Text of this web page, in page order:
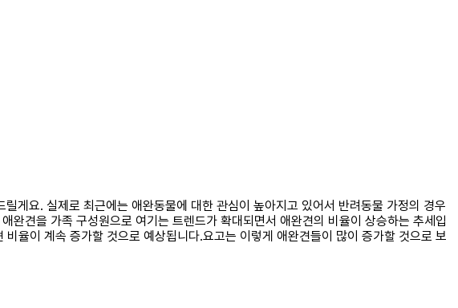
게요. 실제로 최근에는 애완동물에 대한 관심이 높아지고 있어서 반려동물 가정의 경우
견을 가족 구성원으로 여기는 트렌드가 확대되면서 애완견의 비율이 상승하는 추세입
율이 계속 증가할 것으로 예상됩니다.요고는 이렇게 애완견들이 많이 증가할 것으로 보